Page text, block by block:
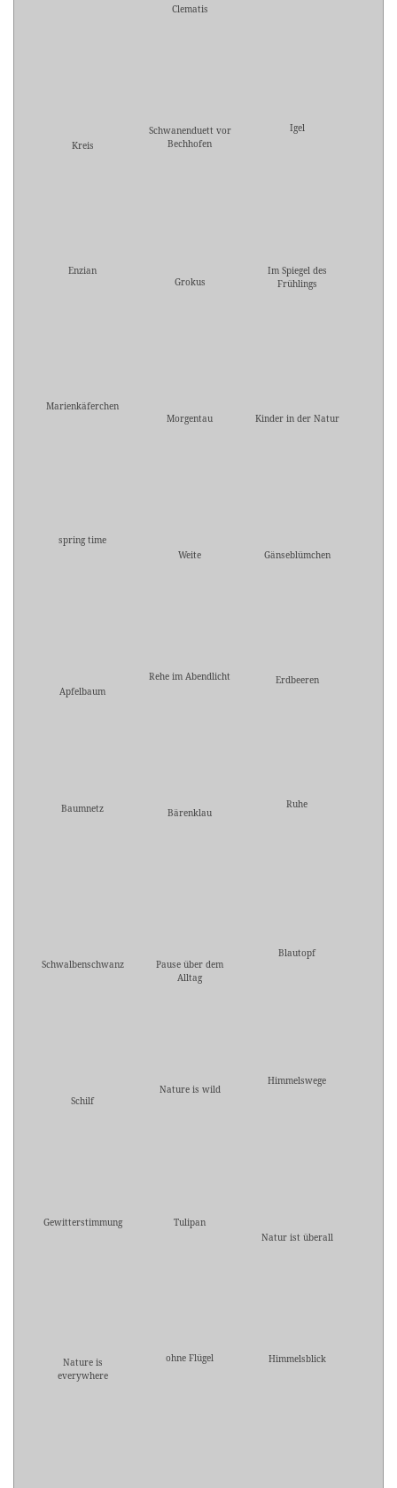
Clematis
Kreis
Schwanenduett vor
Bechhofen
Igel
Enzian
Grokus
Im Spiegel des
Frühlings
Marienkäferchen
Morgentau
Kinder in der Natur
spring time
Weite
Gänseblümchen
Apfelbaum
Rehe im Abendlicht Erdbeeren
Baumnetz Bärenklau
Ruhe
Schwalbenschwanz
Pause über dem
Alltag
Blautopf
Schilf
Nature is wild
Himmelswege
Gewitterstimmung
Tulipan
Natur ist überall
Nature is
everywhere
ohne Flügel Himmelsblick